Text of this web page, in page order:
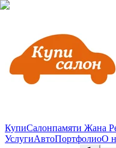
КупиСалонпамяти Жана
УслугиАвтоПортфолиоО